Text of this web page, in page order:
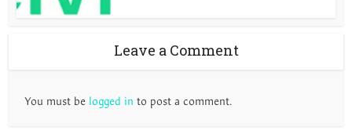
Leave a Comment
You must be logged in to post a comment.